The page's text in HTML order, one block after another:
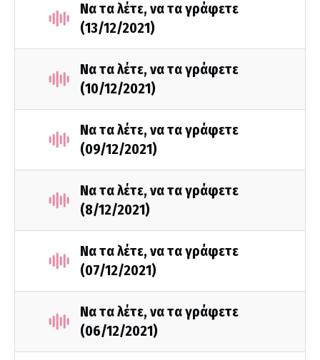
Να τα λέτε, να τα γράφετε
(13/12/2021)
Να τα λέτε, να τα γράφετε
(10/12/2021)
Να τα λέτε, να τα γράφετε
(09/12/2021)
Να τα λέτε, να τα γράφετε
(8/12/2021)
Να τα λέτε, να τα γράφετε
(07/12/2021)
Να τα λέτε, να τα γράφετε
(06/12/2021)